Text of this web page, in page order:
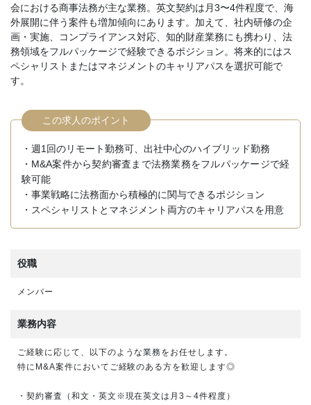
会における商事法務が主な業務。英文契約は月3〜4件程度で、海
外展開に伴う案件も増加傾向にあります。加えて、社内研修の企
画・実施、コンプライアンス対応、知的財産業務にも携わり、法
務領域をフルパッケージで経験できるポジション。将来的にはス
ペシャリストまたはマネジメントのキャリアパスを選択可能で
す。
この求人のポイント
・週1回のリモート勤務可、出社中心のハイブリッド勤務
・M&A案件から契約審査まで法務業務をフルパッケージで経
験可能
・事業戦略に法務面から積極的に関与できるポジション
・スペシャリストとマネジメント両方のキャリアパスを用意
役職
メンバー
業務内容
ご経験に応じて、以下のような業務をお任せします。
特にM&A案件においてご経験のある方を歓迎します◎
・契約審査（和文・英文※現在英文は月3～4件程度）